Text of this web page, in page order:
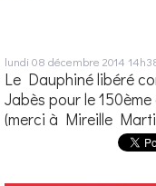
lundi 08 décembre 2014
Le Dauphiné libéré
Jabès pour le
(merci à Mireille